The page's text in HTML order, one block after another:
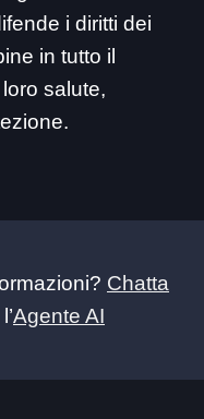
i diritti dei
in tutto il
salute,
Chatta
Agente AI